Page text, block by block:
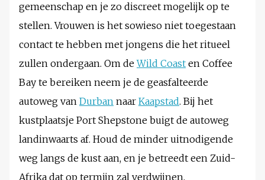
gemeenschap en je zo discreet mogelijk op te
stellen. Vrouwen is het sowieso niet toegestaan
contact te hebben met jongens die het ritueel
zullen ondergaan. Om deWild Coast en Coffee
Bay te bereiken neem je de geasfalteerde
autoweg van Durban naar Kaapstad. Bij het
kustplaatsje Port Shepstone buigt de autoweg
landinwaarts af. Houd de minder uitnodigende
weg langs de kust aan, en je betreedt een Zuid-
Afrika dat op termijn zal verdwijnen.